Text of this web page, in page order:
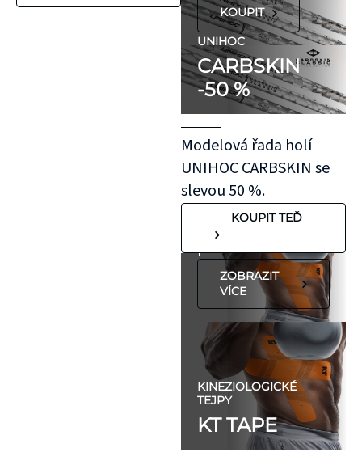
KOUPIT
UNIHOC
CARBSKIN
-50 %
Modelová řada holí
UNIHOC CARBSKIN se
slevou 50 %.
KOUPIT TEĎ
citlivou pokožku,
doporučujeme
otestovat malý
kousek KT pásky
aplikovaný bez
roztažení nejprve
na oblast se
"silnější"
pokožkou, jako je
koleno, nebo
předloktí.
ZOBRAZIT
VÍCE
KINEZIOLOGICKÉ
TEJPY
KT TAPE